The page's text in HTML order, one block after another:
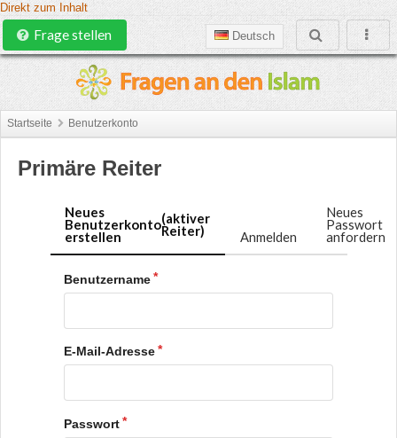
Direkt zum Inhalt
Deutsch
Frage stellen
Startseite Benutzerkonto
Primäre Reiter
Neues
Benutzerkonto
erstellen
(aktiver
Reiter) Anmelden
Neues
Passwort
anfordern
Benutzername
E-Mail-Adresse
Passwort